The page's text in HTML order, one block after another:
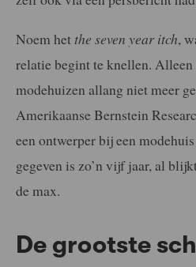
Noem hetthe seven year itch,
relatie begint te knellen.
modehuizen allang niet meer
Amerikaanse Bernstein
een ontwerper bij een
gegeven is zo’n vijf jaar, al
de max.
De grootste